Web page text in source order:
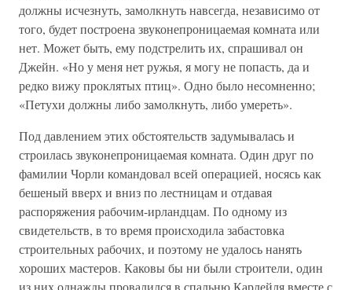
должны исчезнуть, замолкнуть навсегда, независимо от
того, будет построена звуконепроницаемая комната или
нет. Может быть, ему подстрелить их, спрашивал он
Джейн. «Но у меня нет ружья, я могу не попасть, да и
редко вижу проклятых птиц». Одно было несомненно;
«Петухи должны либо замолкнуть, либо умереть».
Под давлением этих обстоятельств задумывалась и
строилась звуконепроницаемая комната. Один друг по
фамилии Чорли командовал всей операцией, носясь как
бешеный вверх и вниз по лестницам и отдавая
распоряжения рабочим-ирландцам. По одному из
свидетельств, в то время происходила забастовка
строительных рабочих, и поэтому не удалось нанять
хороших мастеров. Каковы бы ни были строители, один
из них однажды провалился в спальню Карлейля вместе с